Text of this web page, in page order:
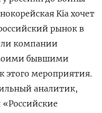
Kia хочет
рынок в
компании
бывшими
этого мероприятия.
аналитик,